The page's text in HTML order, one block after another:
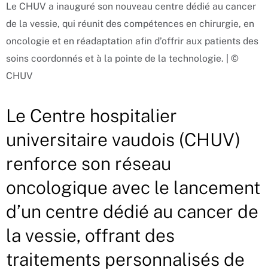
Le CHUV a inauguré son nouveau centre dédié au cancer
de la vessie, qui réunit des compétences en chirurgie, en
oncologie et en réadaptation afin d’offrir aux patients des
soins coordonnés et à la pointe de la technologie. | ©
CHUV
Le Centre hospitalier
universitaire vaudois (CHUV)
renforce son réseau
oncologique avec le lancement
d’un centre dédié au cancer de
la vessie, offrant des
traitements personnalisés de